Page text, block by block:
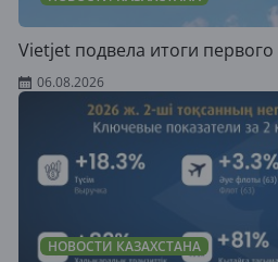
Vietjet подвела итоги первого
06.08.2026
НОВОСТИ КАЗАХСТАНА